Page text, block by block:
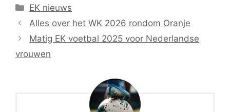
Categorieën
EK nieuws
Alles over het WK 2026 rondom Oranje
Matig EK voetbal 2025 voor Nederlandse
vrouwen